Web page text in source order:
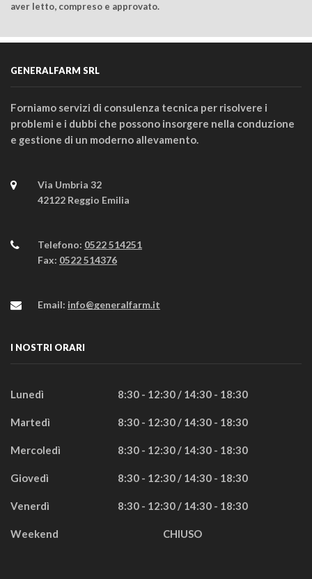
aver letto, compreso e approvato.
GENERALFARM SRL
Forniamo servizi di consulenza tecnica per risolvere i
problemi e i dubbi che possono insorgere nella conduzione
e gestione di un moderno allevamento.
Via Umbria 32
42122 Reggio Emilia
Telefono: 0522 514251
Fax: 0522 514376
Email: info@generalfarm.it
I NOSTRI ORARI
Lunedì 8:30 - 12:30 / 14:30 - 18:30
Martedì 8:30 - 12:30 / 14:30 - 18:30
Mercoledì 8:30 - 12:30 / 14:30 - 18:30
Giovedì 8:30 - 12:30 / 14:30 - 18:30
Venerdì 8:30 - 12:30 / 14:30 - 18:30
Weekend CHIUSO